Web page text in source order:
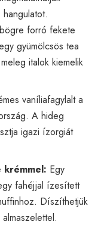
forró fekete
gyümölcsös tea
italok kiemelik
vaníliafagylalt a
A hideg
igazi ízorgiát
krémmel: Egy
fahéjjal ízesített
Díszíthetjük